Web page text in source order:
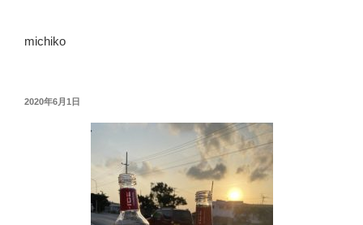
michiko
投
2020年6月1日